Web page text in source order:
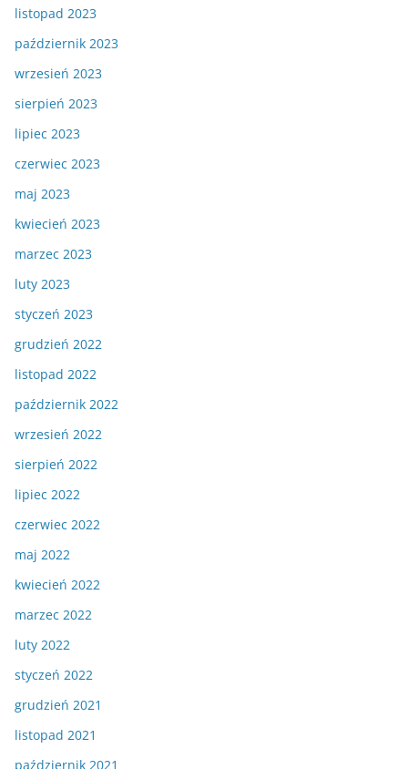
listopad 2023
październik 2023
wrzesień 2023
sierpień 2023
lipiec 2023
czerwiec 2023
maj 2023
kwiecień 2023
marzec 2023
luty 2023
styczeń 2023
grudzień 2022
listopad 2022
październik 2022
wrzesień 2022
sierpień 2022
lipiec 2022
czerwiec 2022
maj 2022
kwiecień 2022
marzec 2022
luty 2022
styczeń 2022
grudzień 2021
listopad 2021
październik 2021